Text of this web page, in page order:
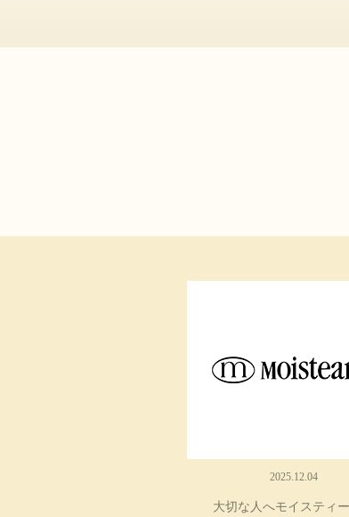
2025.12.04
大切な人へモイスティ